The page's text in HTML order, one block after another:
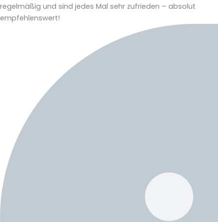
regelmäßig und sind jedes Mal sehr zufrieden – absolut
empfehlenswert!